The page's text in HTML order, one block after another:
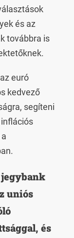
és az
továbbra is
euró
kedvező
segíteni
uniós
és